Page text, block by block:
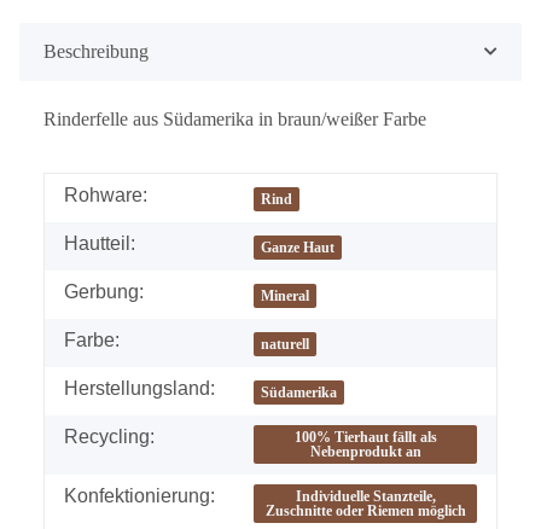
Beschreibung
Rinderfelle aus Südamerika in braun/weißer Farbe
Rohware: Rind
Hautteil: Ganze Haut
Gerbung: Mineral
Farbe: naturell
Herstellungsland: Südamerika
Recycling:
100% Tierhaut fällt als
Nebenprodukt an
Konfektionierung:
Individuelle Stanzteile,
Zuschnitte oder Riemen möglich